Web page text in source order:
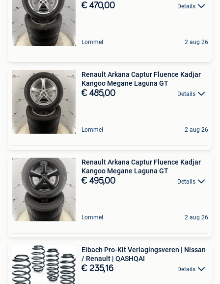
€ 470,00 Details
Lommel 2 aug 26
Renault Arkana Captur Fluence Kadjar
Kangoo Megane Laguna GT
€ 485,00 Details
Lommel 2 aug 26
Renault Arkana Captur Fluence Kadjar
Kangoo Megane Laguna GT
€ 495,00 Details
Lommel 2 aug 26
Eibach Pro-Kit Verlagingsveren | Nissan
/ Renault | QASHQAI
€ 235,16 Details